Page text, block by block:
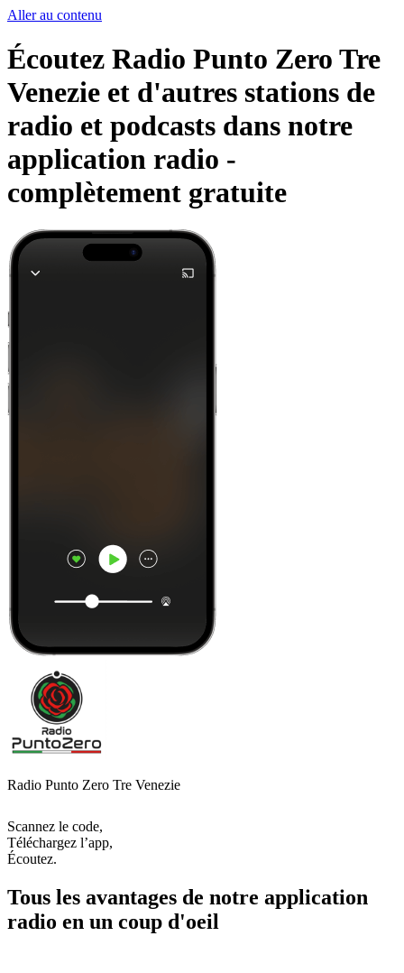
Aller au contenu
Écoutez Radio Punto Zero Tre
Venezie et d'autres stations de
radio et podcasts dans notre
application radio -
complètement gratuite
Radio Punto Zero Tre Venezie
Scannez le code,
Téléchargez l’app,
Écoutez.
Tous les avantages de notre application
radio en un coup d'oeil